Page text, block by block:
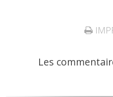
Les